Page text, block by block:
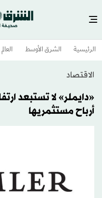
الرئيسية الشرق الأوسط​ العالم
الاقتصاد
«دايملر» لا تستبعد
أرباح مستثمريها